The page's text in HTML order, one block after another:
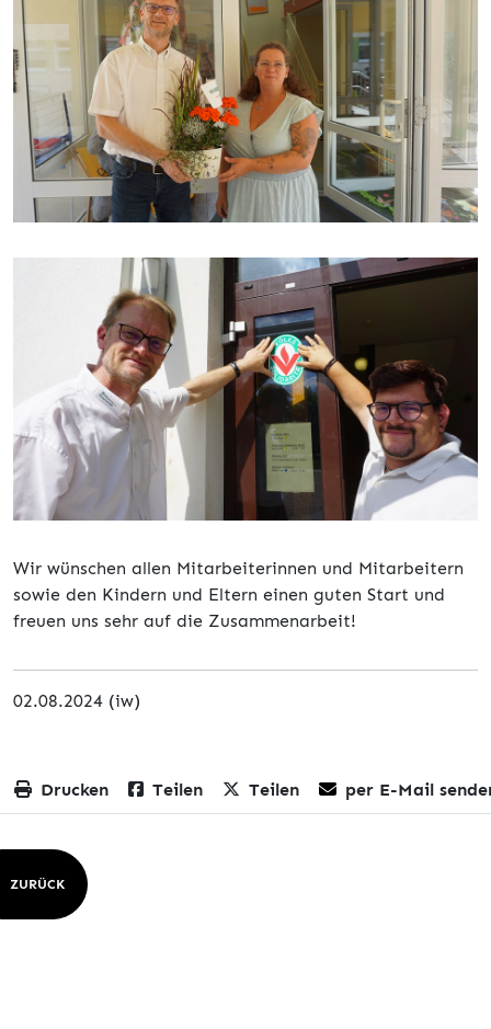
Wir wünschen allen Mitarbeiterinnen und Mitarbeitern
sowie den Kindern und Eltern einen guten Start und
freuen uns sehr auf die Zusammenarbeit!
02.08.2024 (iw)
Drucken Teilen Teilen per E-Mail
ZURÜCK